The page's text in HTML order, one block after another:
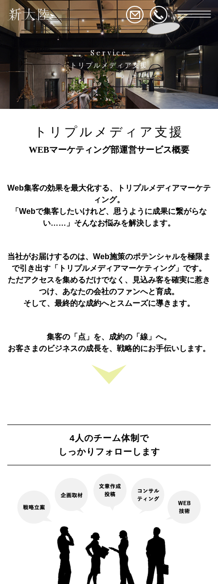
Service
トリプルメディア支援
トリプルメディア支援
WEBマーケティング部運営サービス概要
Web集客の効果を最大化する、トリプルメディアマーケテ
ィング。
「Webで集客したいけれど、思うように成果に繋がらな
い……」そんなお悩みを解決します。
当社がお届けするのは、Web施策のポテンシャルを極限ま
で引き出す「トリプルメディアマーケティング」です。
ただアクセスを集めるだけでなく、見込み客を確実に惹き
つけ、あなたの会社のファンへと育成。
そして、最終的な成約へとスムーズに導きます。
集客の「点」を、成約の「線」へ。
お客さまのビジネスの成長を、戦略的にお手伝いします。
4人のチーム体制で
しっかりフォローします